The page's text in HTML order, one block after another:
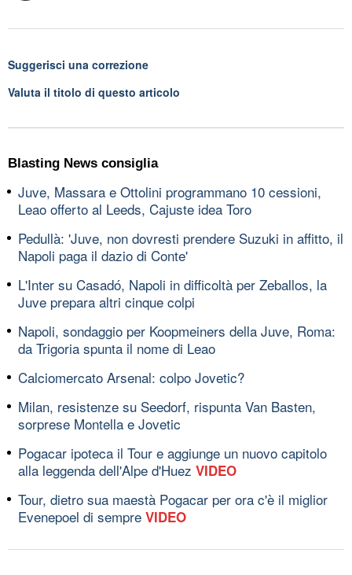
Suggerisci una correzione
Valuta il titolo di questo articolo
Blasting News consiglia
Juve, Massara e Ottolini programmano 10 cessioni,
Leao offerto al Leeds, Cajuste idea Toro
Pedullà: 'Juve, non dovresti prendere Suzuki in affitto, il
Napoli paga il dazio di Conte'
L'Inter su Casadó, Napoli in difficoltà per Zeballos, la
Juve prepara altri cinque colpi
Napoli, sondaggio per Koopmeiners della Juve, Roma:
da Trigoria spunta il nome di Leao
Calciomercato Arsenal: colpo Jovetic?
Milan, resistenze su Seedorf, rispunta Van Basten,
sorprese Montella e Jovetic
Pogacar ipoteca il Tour e aggiunge un nuovo capitolo
alla leggenda dell'Alpe d'Huez VIDEO
Tour, dietro sua maestà Pogacar per ora c'è il miglior
Evenepoel di sempre VIDEO